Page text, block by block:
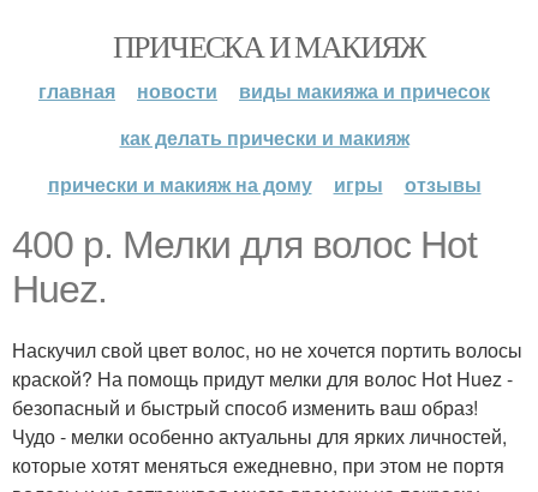
ПРИЧЕСКА И МАКИЯЖ
главная новости
виды макияжа и причесок
как делать прически и макияж
прически и макияж на дому
игры отзывы
400 р. Мелки для волос Hot
Huez.
Наскучил свой цвет волос, но не хочется портить волосы
краской? На помощь придут мелки для волос Hot Huez -
безопасный и быстрый способ изменить ваш образ!
Чудо - мелки особенно актуальны для ярких личностей,
которые хотят меняться ежедневно, при этом не портя